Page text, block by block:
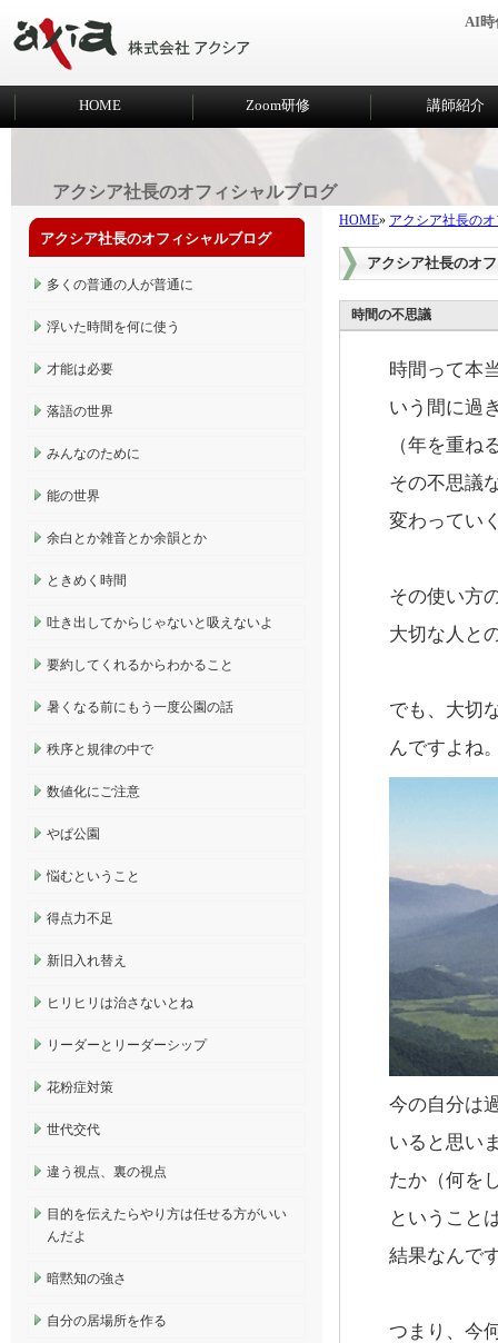
AI時
HOME Zoom研修 講師紹介
アクシア社長のオフィシャルブログ
HOME» アクシア社長の
アクシア社長のオ
時間の不思議
時間って本
いう間に過
（年を重ね
その不思議
変わってい
その使い方
大切な人と
でも、大切
んですよね
今の自分は
いると思い
たか（何を
ということ
結果なんで
つまり、今
アクシア社長のオフィシャルブログ
多くの普通の人が普通に
浮いた時間を何に使う
才能は必要
落語の世界
みんなのために
能の世界
余白とか雑音とか余韻とか
ときめく時間
吐き出してからじゃないと吸えないよ
要約してくれるからわかること
暑くなる前にもう一度公園の話
秩序と規律の中で
数値化にご注意
やぱ公園
悩むということ
得点力不足
新旧入れ替え
ヒリヒリは治さないとね
リーダーとリーダーシップ
花粉症対策
世代交代
違う視点、裏の視点
目的を伝えたらやり方は任せる方がいい
んだよ
暗黙知の強さ
自分の居場所を作る